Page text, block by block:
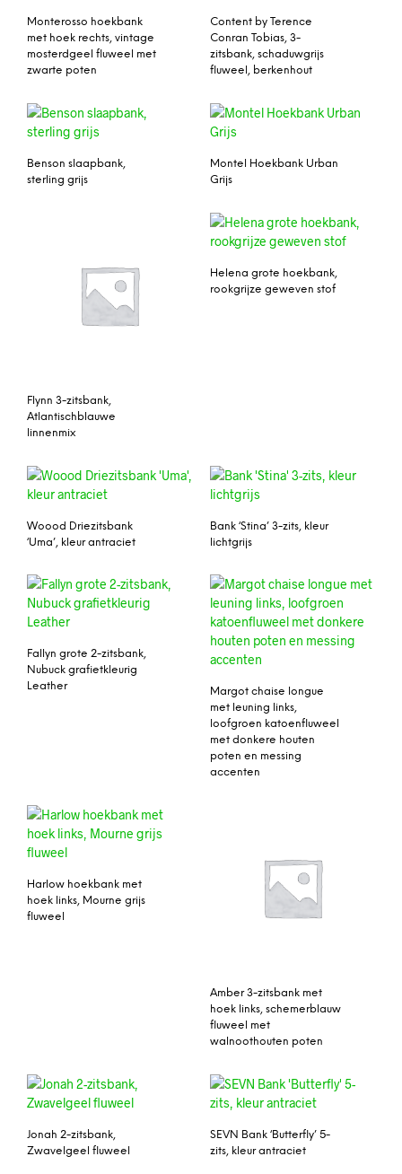
Monterosso hoekbank
met hoek rechts, vintage
mosterdgeel fluweel met
zwarte poten
Content by Terence
Conran Tobias, 3-
zitsbank, schaduwgrijs
fluweel, berkenhout
Benson slaapbank,
sterling grijs
Montel Hoekbank Urban
Grijs
Flynn 3-zitsbank,
Atlantischblauwe
linnenmix
Helena grote hoekbank,
rookgrijze geweven stof
Woood Driezitsbank
‘Uma’, kleur antraciet
Bank ‘Stina’ 3-zits, kleur
lichtgrijs
Fallyn grote 2-zitsbank,
Nubuck grafietkleurig
Leather
Margot chaise longue
met leuning links,
loofgroen katoenfluweel
met donkere houten
poten en messing
accenten
Harlow hoekbank met
hoek links, Mourne grijs
fluweel
Amber 3-zitsbank met
hoek links, schemerblauw
fluweel met
walnoothouten poten
Jonah 2-zitsbank,
Zwavelgeel fluweel
SEVN Bank ‘Butterfly’ 5-
zits, kleur antraciet